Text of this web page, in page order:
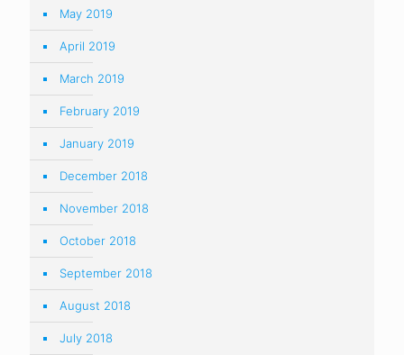
May 2019
April 2019
March 2019
February 2019
January 2019
December 2018
November 2018
October 2018
September 2018
August 2018
July 2018